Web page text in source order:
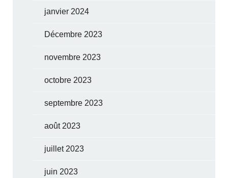
janvier 2024
Décembre 2023
novembre 2023
octobre 2023
septembre 2023
août 2023
juillet 2023
juin 2023